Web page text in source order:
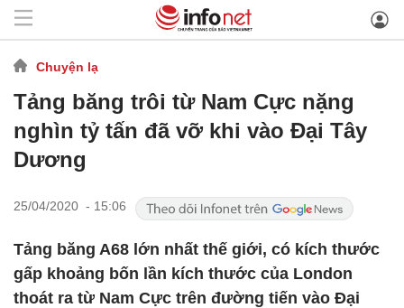
Chuyện lạ
Tảng băng trôi từ Nam Cực nặng
nghìn tỷ tấn đã vỡ khi vào Đại Tây
Dương
25/04/2020 - 15:06
Tảng băng A68 lớn nhất thế giới, có kích thước
gấp khoảng bốn lần kích thước của London
thoát ra từ Nam Cực trên đường tiến vào Đại